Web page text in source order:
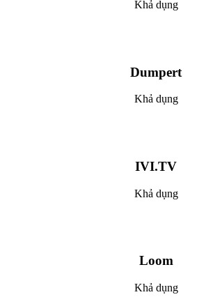
Khả dụng
Dumpert
Khả dụng
IVI.TV
Khả dụng
Loom
Khả dụng